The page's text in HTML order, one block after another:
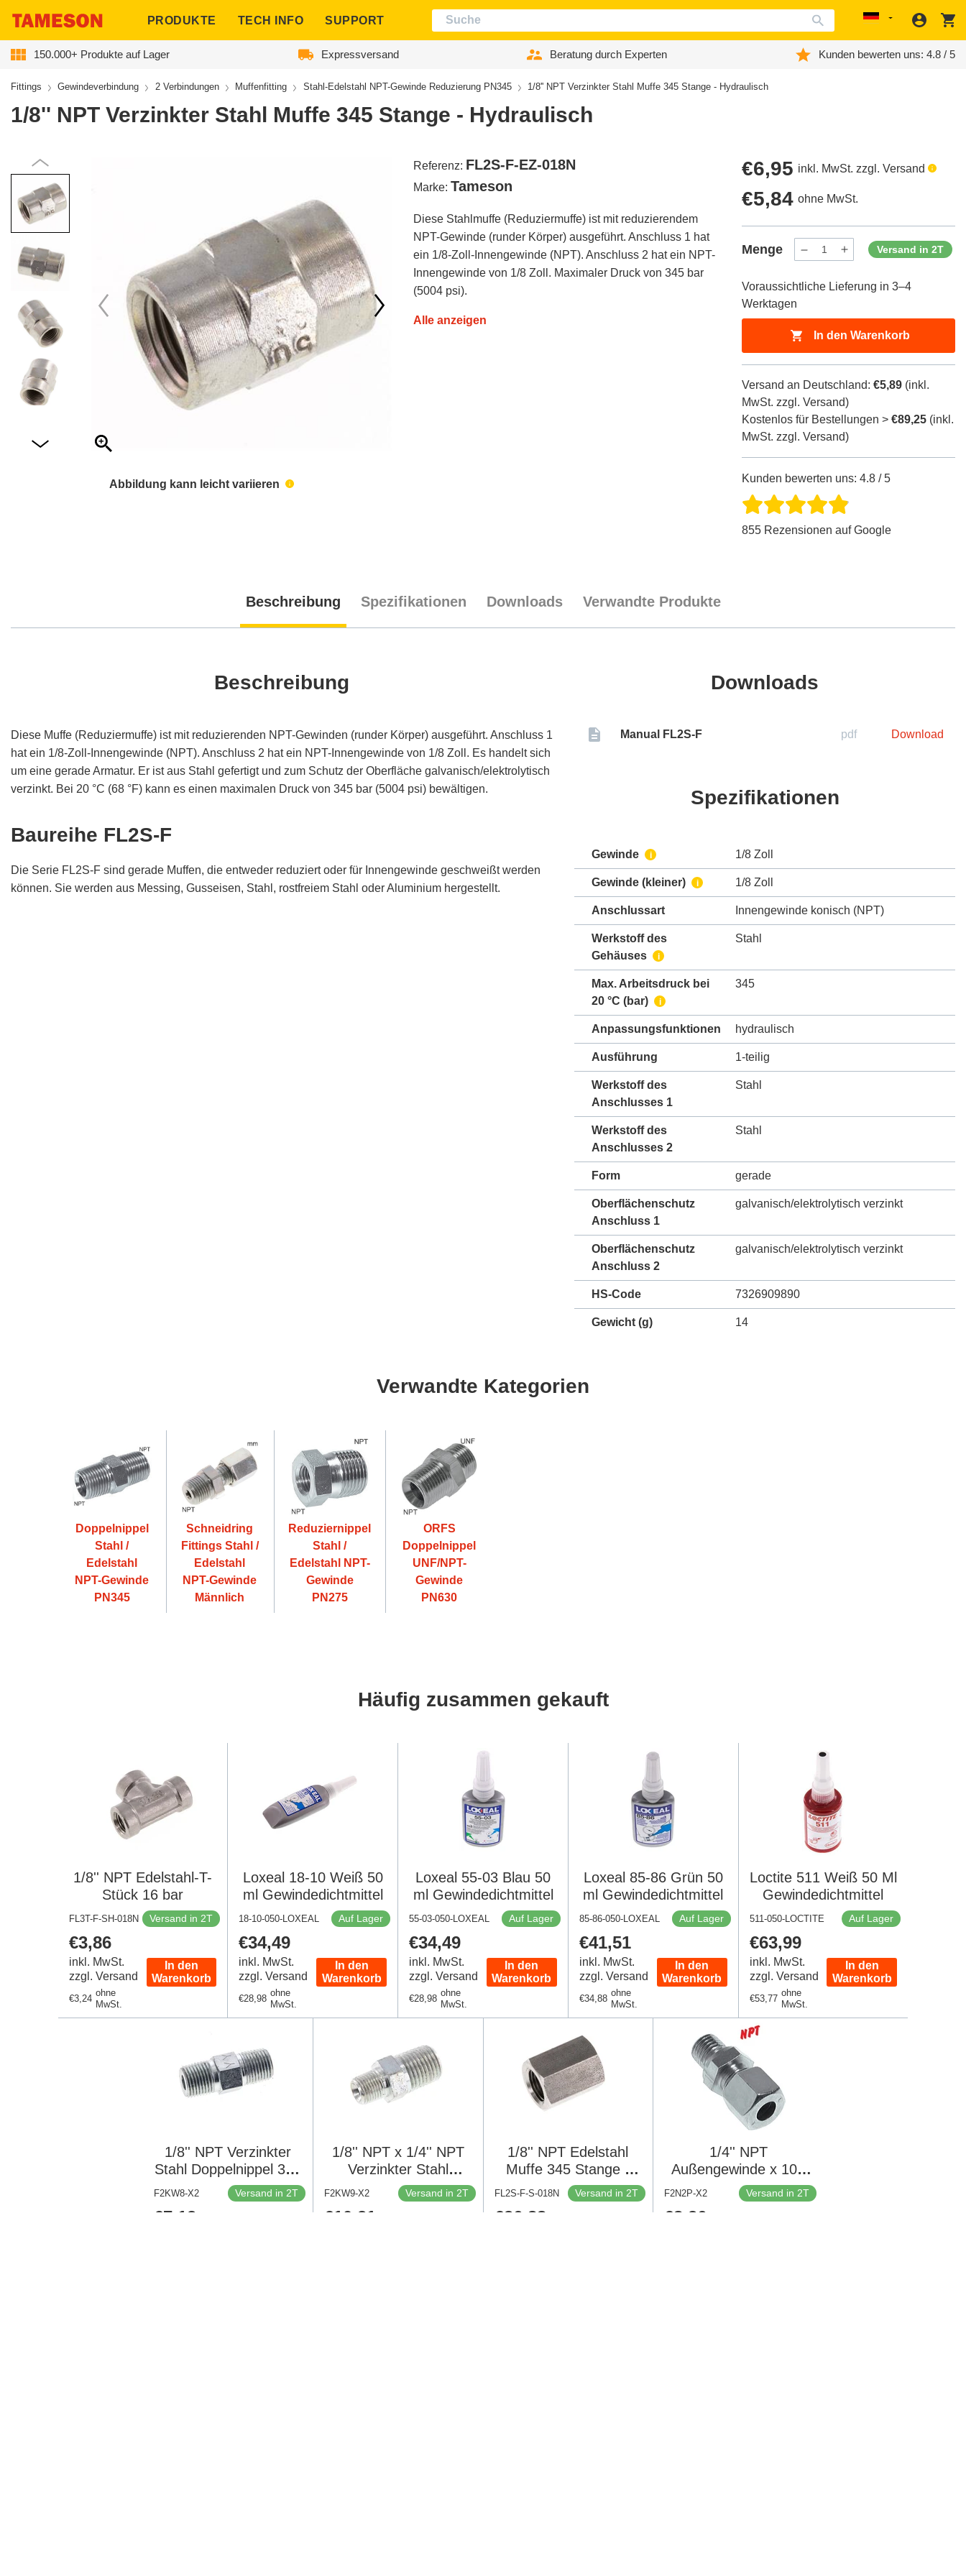
PRODUKTE TECH INFO SUPPORT Localization
150.000+ Produkte auf Lager Expressversand Beratung durch Experten Kunden bewerten uns: 4.8 / 5
Fittings Gewindeverbindung 2 Verbindungen Muffenfitting Stahl-Edelstahl NPT-Gewinde Reduzierung PN345 1/8'' NPT Verzinkter Stahl Muffe 345 Stange - Hydraulisch
1/8'' NPT Verzinkter Stahl Muffe 345 Stange - Hydraulisch
Abbildung kann leicht variieren
Referenz: FL2S-F-EZ-018N
Marke: Tameson
Diese Stahlmuffe (Reduziermuffe) ist mit reduzierendem
NPT-Gewinde (runder Körper) ausgeführt. Anschluss 1 hat
ein 1/8-Zoll-Innengewinde (NPT). Anschluss 2 hat ein NPT-
Innengewinde von 1/8 Zoll. Maximaler Druck von 345 bar
(5004 psi).
Alle anzeigen
Regulärer
Preis
€6,95 inkl. MwSt. zzgl. Versand
Regulärer
Preis
€5,84 ohne MwSt.
Menge
Menge
ProductDrop
Menge
ProductDrop
Versand in 2T
Voraussichtliche Lieferung in 3–4
Werktagen
In den Warenkorb
Versand an Deutschland:€5,89 (inkl.
MwSt. zzgl. Versand)
Kostenlos für Bestellungen >€89,25 (inkl.
MwSt. zzgl. Versand)
Kunden bewerten uns: 4.8 / 5
855 Rezensionen auf Google
Beschreibung Spezifikationen Downloads Verwandte Produkte
Beschreibung
Diese Muffe (Reduziermuffe) ist mit reduzierenden NPT-Gewinden (runder Körper) ausgeführt. Anschluss 1
hat ein 1/8-Zoll-Innengewinde (NPT). Anschluss 2 hat ein NPT-Innengewinde von 1/8 Zoll. Es handelt sich
um eine gerade Armatur. Er ist aus Stahl gefertigt und zum Schutz der Oberfläche galvanisch/elektrolytisch
verzinkt. Bei 20 °C (68 °F) kann es einen maximalen Druck von 345 bar (5004 psi) bewältigen.
Baureihe FL2S-F
Die Serie FL2S-F sind gerade Muffen, die entweder reduziert oder für Innengewinde geschweißt werden
können. Sie werden aus Messing, Gusseisen, Stahl, rostfreiem Stahl oder Aluminium hergestellt.
Downloads
Manual FL2S-F pdf Download
Spezifikationen
Gewinde i 1/8 Zoll
Gewinde (kleiner) i 1/8 Zoll
Anschlussart Innengewinde konisch (NPT)
Werkstoff des
Gehäuses
i
Stahl
Max. Arbeitsdruck bei
20 °C (bar)
i
345
Anpassungsfunktionen hydraulisch
Ausführung 1-teilig
Werkstoff des
Anschlusses 1
Stahl
Werkstoff des
Anschlusses 2
Stahl
Form gerade
Oberflächenschutz
Anschluss 1
galvanisch/elektrolytisch verzinkt
Oberflächenschutz
Anschluss 2
galvanisch/elektrolytisch verzinkt
HS-Code 7326909890
Gewicht (g) 14
Verwandte Kategorien
Doppelnippel
Stahl /
Edelstahl
NPT-Gewinde
PN345
Schneidring
Fittings Stahl /
Edelstahl
NPT-Gewinde
Männlich
Reduziernippel
Stahl /
Edelstahl NPT-
Gewinde
PN275
ORFS
Doppelnippel
UNF/NPT-
Gewinde
PN630
Häufig zusammen gekauft
1/8'' NPT Edelstahl-T-
Stück 16 bar
FL3T-F-SH-018N Versand in 2T
Regulärer
Preis
€3,86
inkl. MwSt.
zzgl. Versand
Regulärer
€3,24
ohne
MwSt.
In den
Warenkorb
Loxeal 18-10 Weiß 50
ml Gewindedichtmittel
18-10-050-LOXEAL Auf Lager
Regulärer
Preis
€34,49
inkl. MwSt.
zzgl. Versand
Regulärer
€28,98
ohne
MwSt.
In den
Warenkorb
Loxeal 55-03 Blau 50
ml Gewindedichtmittel
55-03-050-LOXEAL Auf Lager
Regulärer
Preis
€34,49
inkl. MwSt.
zzgl. Versand
Regulärer
€28,98
ohne
MwSt.
In den
Warenkorb
Loxeal 85-86 Grün 50
ml Gewindedichtmittel
85-86-050-LOXEAL Auf Lager
Regulärer
Preis
€41,51
inkl. MwSt.
zzgl. Versand
Regulärer
€34,88
ohne
MwSt.
In den
Warenkorb
Loctite 511 Weiß 50 Ml
Gewindedichtmittel
511-050-LOCTITE Auf Lager
Regulärer
Preis
€63,99
inkl. MwSt.
zzgl. Versand
Regulärer
€53,77
ohne
MwSt.
In den
Warenkorb
1/8'' NPT Verzinkter
Stahl Doppelnippel 345
Bar - Hydraulisch [2
Stück]
F2KW8-X2 Versand in 2T
Regulärer
€7,12
1/8'' NPT x 1/4'' NPT
Verzinkter Stahl
Doppelnippel 375 Bar -
Hydraulisch [2 Stück]
F2KW9-X2 Versand in 2T
Regulärer
€10,21
1/8'' NPT Edelstahl
Muffe 345 Stange -
Hydraulisch
FL2S-F-S-018N Versand in 2T
Regulärer
€36,88
1/4'' NPT
Außengewinde x 10S
Verzinkter Stahl
Gerade Schneidring
F2N2P-X2 Versand in 2T
Regulärer
€8,26